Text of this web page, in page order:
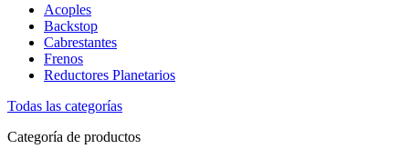
Acoples
Backstop
Cabrestantes
Frenos
Reductores Planetarios
Todas las categorías
Categoría de productos